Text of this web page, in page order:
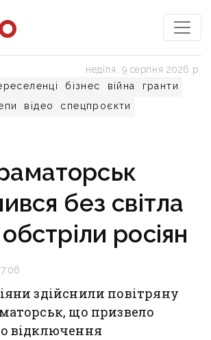
бізнес війна
гранти
відео спецпроєкти
неділя, 9 серпня 2026 р.
без світла
росіян
здійснили повітряну
що призвело
відключення